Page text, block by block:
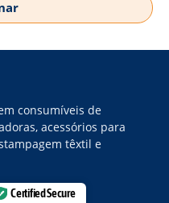
consumíveis de
acessórios para
têxtil e
Certified Secure